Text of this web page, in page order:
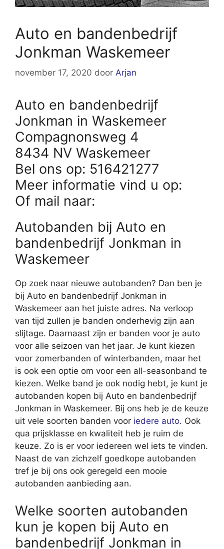
Auto en bandenbedrijf
Jonkman Waskemeer
november 17, 2020 door Arjan
Auto en bandenbedrijf
Jonkman in Waskemeer
Compagnonsweg 4
8434 NV Waskemeer
Bel ons op: 516421277
Meer informatie vind u op:
Of mail naar:
Autobanden bij Auto en
bandenbedrijf Jonkman in
Waskemeer
Op zoek naar nieuwe autobanden? Dan ben je
bij Auto en bandenbedrijf Jonkman in
Waskemeer aan het juiste adres. Na verloop
van tijd zullen je banden onderhevig zijn aan
slijtage. Daarnaast zijn er banden voor je auto
voor alle seizoen van het jaar. Je kunt kiezen
voor zomerbanden of winterbanden, maar het
is ook een optie om voor een all-seasonband te
kiezen. Welke band je ook nodig hebt, je kunt je
autobanden kopen bij Auto en bandenbedrijf
Jonkman in Waskemeer. Bij ons heb je de keuze
uit vele soorten banden voor iedere auto. Ook
qua prijsklasse en kwaliteit heb je ruim de
keuze. Zo is er voor iedereen wel iets te vinden.
Naast de van zichzelf goedkope autobanden
tref je bij ons ook geregeld een mooie
autobanden aanbieding aan.
Welke soorten autobanden
kun je kopen bij Auto en
bandenbedrijf Jonkman in